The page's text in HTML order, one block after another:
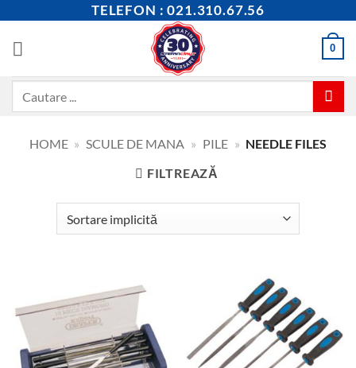
content
TELEFON : 021.310.67.56
0
HOME » SCULE DE MANA » PILE » NEEDLE FILES
FILTREAZĂ